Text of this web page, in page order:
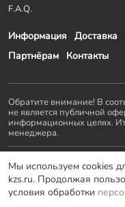
Информация Доставка
Партнёрам
Контакты
F.A.Q.
Обратите внимание! В
не является публичной
информационных целях.
менеджера.
Остальные проекты KZS
Домостроение
Заборы и
Мебель LOFT
Мы используем cookies
kzs.ru. Продолжая
условия обработки